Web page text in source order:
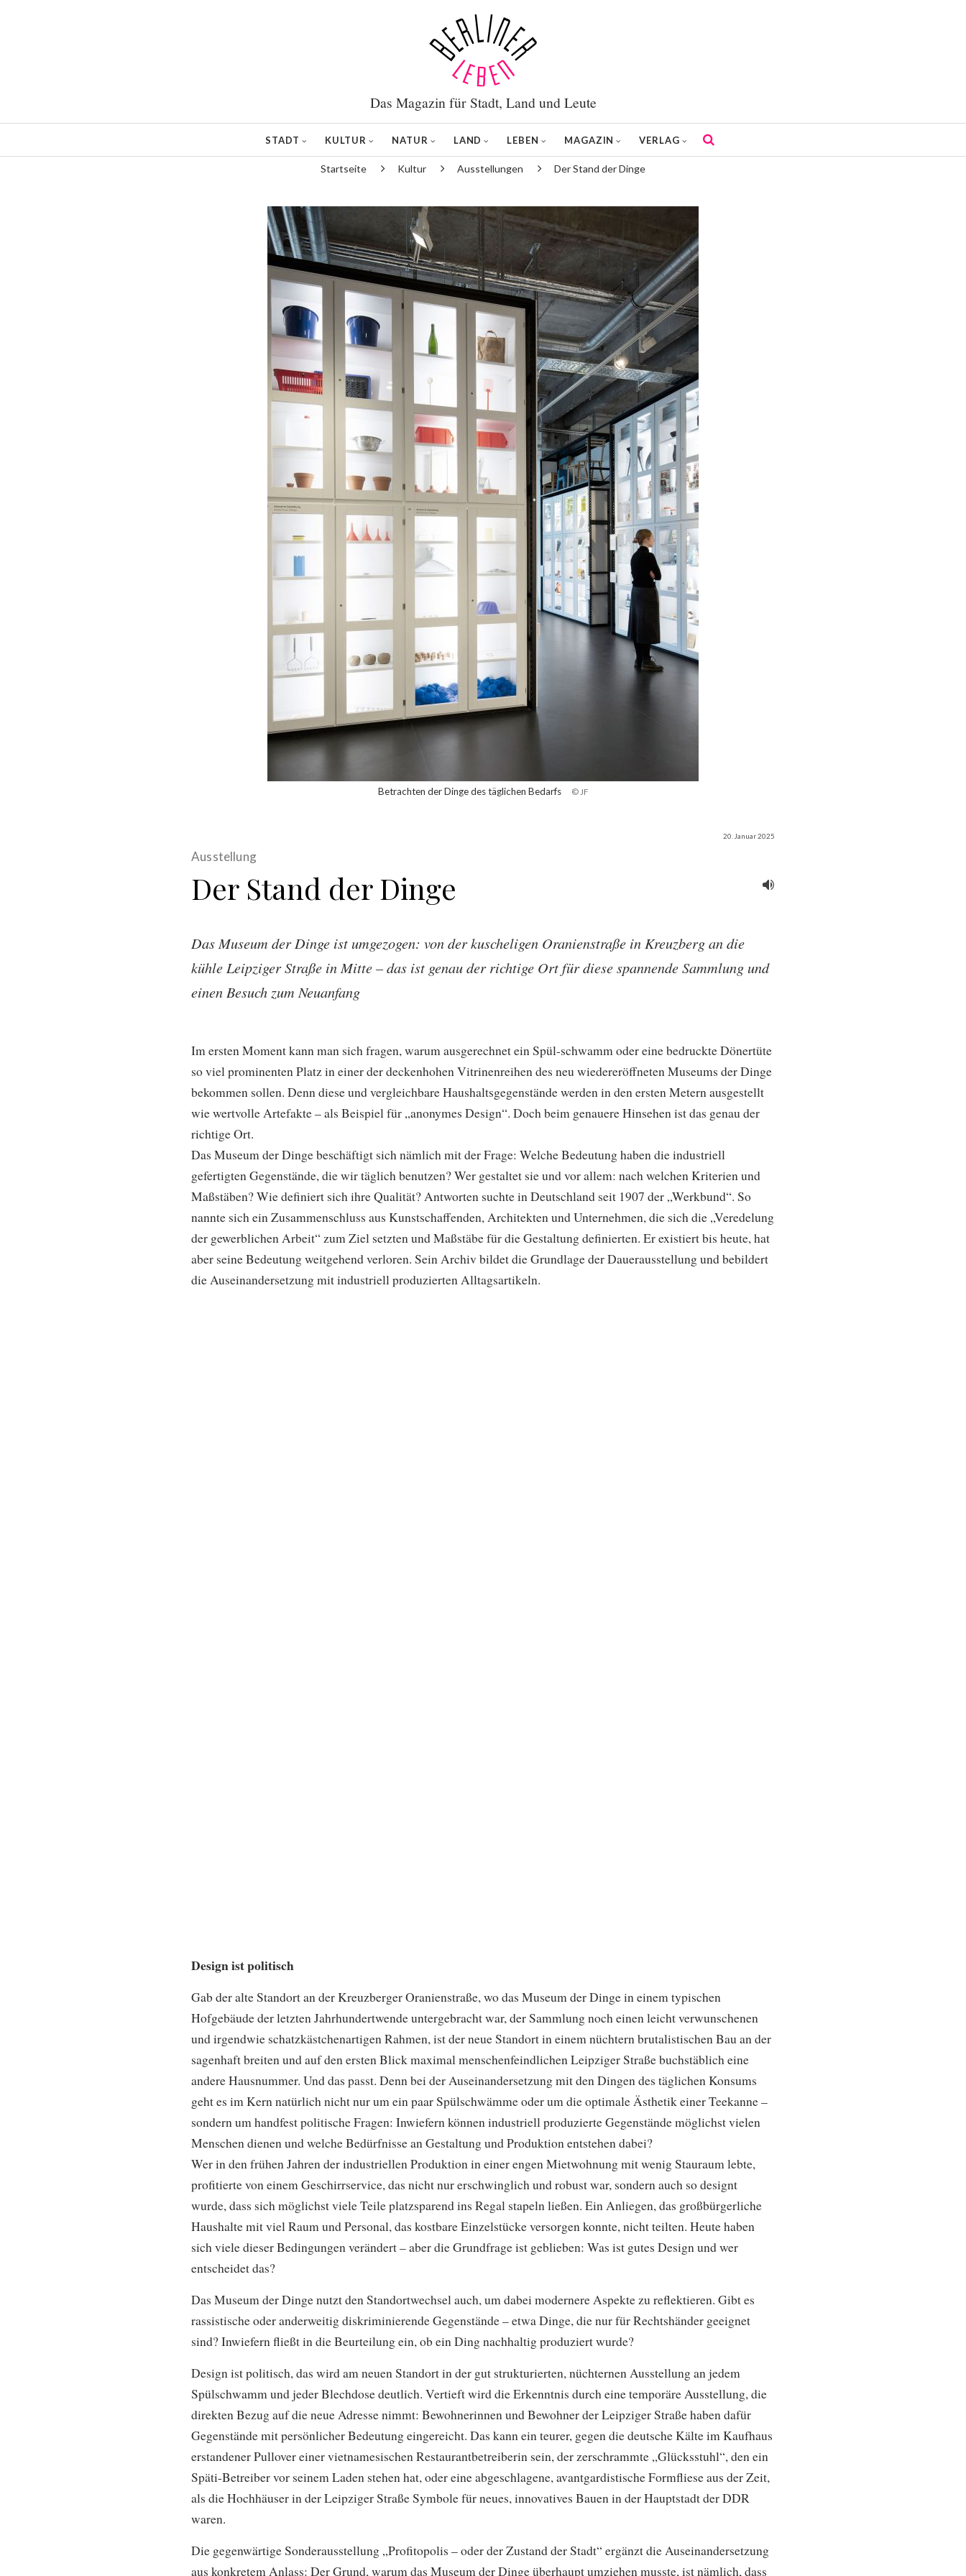
Das Magazin für Stadt, Land und Leute
STADT KULTUR NATUR LAND LEBEN MAGAZIN VERLAG
Startseite Kultur Ausstellungen Der Stand der Dinge
Betrachten der Dinge des täglichen Bedarfs © JF
20. Januar 2025
Ausstellung
Der Stand der Dinge
Das Museum der Dinge ist umgezogen: von der kuscheligen Oranienstraße in Kreuzberg an die
kühle Leipziger Straße in Mitte – das ist genau der richtige Ort für diese spannende Sammlung und
einen Besuch zum Neuanfang
Im ersten Moment kann man sich fragen, warum ausgerechnet ein Spül-schwamm oder eine bedruckte Dönertüte
so viel prominenten Platz in einer der deckenhohen Vitrinenreihen des neu wiedereröffneten Museums der Dinge
bekommen sollen. Denn diese und vergleichbare Haushaltsgegenstände werden in den ersten Metern ausgestellt
wie wertvolle Artefakte – als Beispiel für „anonymes Design“. Doch beim genauere Hinsehen ist das genau der
richtige Ort.
Das Museum der Dinge beschäftigt sich nämlich mit der Frage: Welche Bedeutung haben die industriell
gefertigten Gegenstände, die wir täglich benutzen? Wer gestaltet sie und vor allem: nach welchen Kriterien und
Maßstäben? Wie definiert sich ihre Qualität? Antworten suchte in Deutschland seit 1907 der „Werkbund“. So
nannte sich ein Zusammenschluss aus Kunstschaffenden, Architekten und Unternehmen, die sich die „Veredelung
der gewerblichen Arbeit“ zum Ziel setzten und Maßstäbe für die Gestaltung definierten. Er existiert bis heute, hat
aber seine Bedeutung weitgehend verloren. Sein Archiv bildet die Grundlage der Dauerausstellung und bebildert
die Auseinandersetzung mit industriell produzierten Alltagsartikeln.
Design ist politisch
Gab der alte Standort an der Kreuzberger Oranienstraße, wo das Museum der Dinge in einem typischen
Hofgebäude der letzten Jahrhundertwende untergebracht war, der Sammlung noch einen leicht verwunschenen
und irgendwie schatzkästchenartigen Rahmen, ist der neue Standort in einem nüchtern brutalistischen Bau an der
sagenhaft breiten und auf den ersten Blick maximal menschenfeindlichen Leipziger Straße buchstäblich eine
andere Hausnummer. Und das passt. Denn bei der Auseinandersetzung mit den Dingen des täglichen Konsums
geht es im Kern natürlich nicht nur um ein paar Spülschwämme oder um die optimale Ästhetik einer Teekanne –
sondern um handfest politische Fragen: Inwiefern können industriell produzierte Gegenstände möglichst vielen
Menschen dienen und welche Bedürfnisse an Gestaltung und Produktion entstehen dabei?
Wer in den frühen Jahren der industriellen Produktion in einer engen Mietwohnung mit wenig Stauraum lebte,
profitierte von einem Geschirrservice, das nicht nur erschwinglich und robust war, sondern auch so designt
wurde, dass sich möglichst viele Teile platzsparend ins Regal stapeln ließen. Ein Anliegen, das großbürgerliche
Haushalte mit viel Raum und Personal, das kostbare Einzelstücke versorgen konnte, nicht teilten. Heute haben
sich viele dieser Bedingungen verändert – aber die Grundfrage ist geblieben: Was ist gutes Design und wer
entscheidet das?
Das Museum der Dinge nutzt den Standortwechsel auch, um dabei modernere Aspekte zu reflektieren. Gibt es
rassistische oder anderweitig diskriminierende Gegenstände – etwa Dinge, die nur für Rechtshänder geeignet
sind? Inwiefern fließt in die Beurteilung ein, ob ein Ding nachhaltig produziert wurde?
Design ist politisch, das wird am neuen Standort in der gut strukturierten, nüchternen Ausstellung an jedem
Spülschwamm und jeder Blechdose deutlich. Vertieft wird die Erkenntnis durch eine temporäre Ausstellung, die
direkten Bezug auf die neue Adresse nimmt: Bewohnerinnen und Bewohner der Leipziger Straße haben dafür
Gegenstände mit persönlicher Bedeutung eingereicht. Das kann ein teurer, gegen die deutsche Kälte im Kaufhaus
erstandener Pullover einer vietnamesischen Restaurantbetreiberin sein, der zerschrammte „Glücksstuhl“, den ein
Späti-Betreiber vor seinem Laden stehen hat, oder eine abgeschlagene, avantgardistische Formfliese aus der Zeit,
als die Hochhäuser in der Leipziger Straße Symbole für neues, innovatives Bauen in der Hauptstadt der DDR
waren.
Die gegenwärtige Sonderausstellung „Profitopolis – oder der Zustand der Stadt“ ergänzt die Auseinandersetzung
aus konkretem Anlass: Der Grund, warum das Museum der Dinge überhaupt umziehen musste, ist nämlich, dass